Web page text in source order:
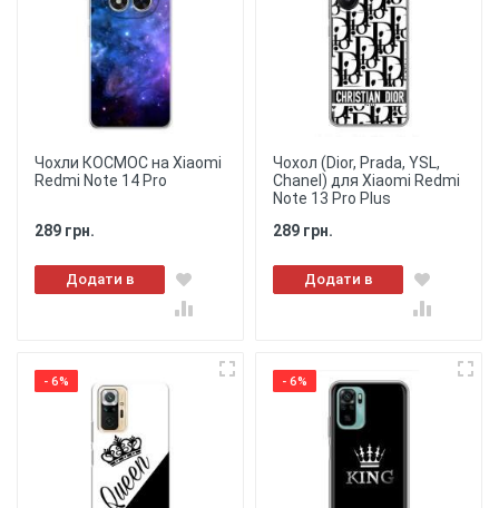
Чохли КОСМОС на Xiaomi
Redmi Note 14 Pro
289 грн.
Додати в
кошик
Чохол (Dior, Prada, YSL,
Chanel) для Xiaomi Redmi
Note 13 Pro Plus
289 грн.
Додати в
кошик
- 6% - 6%